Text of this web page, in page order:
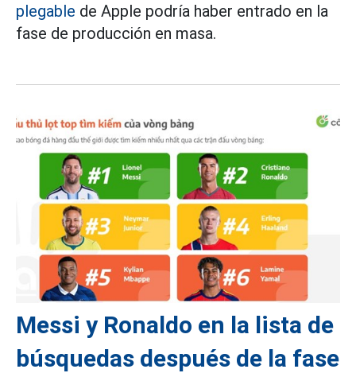
plegable de Apple podría haber entrado en la
fase de producción en masa.
Messi y Ronaldo en la lista de
búsquedas después de la fase